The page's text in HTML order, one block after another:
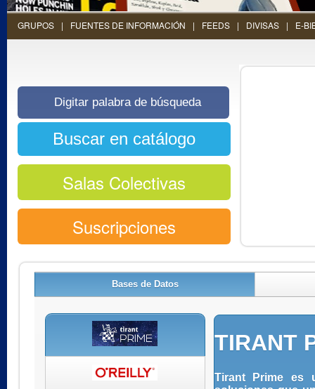
GRUPOS FUENTES DE INFORMACIÓN FEEDS DIVISAS E-
Salas Colectivas
Suscripciones